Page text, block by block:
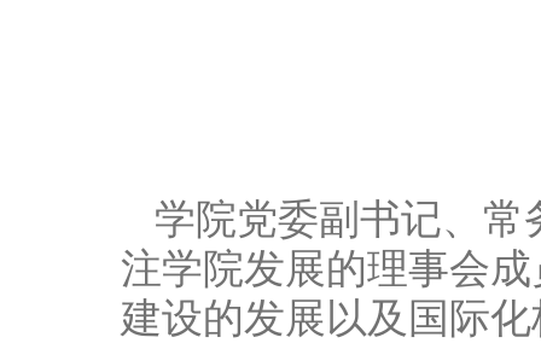
学院党委副书记、
注学院发展的理事会
建设的发展以及国际